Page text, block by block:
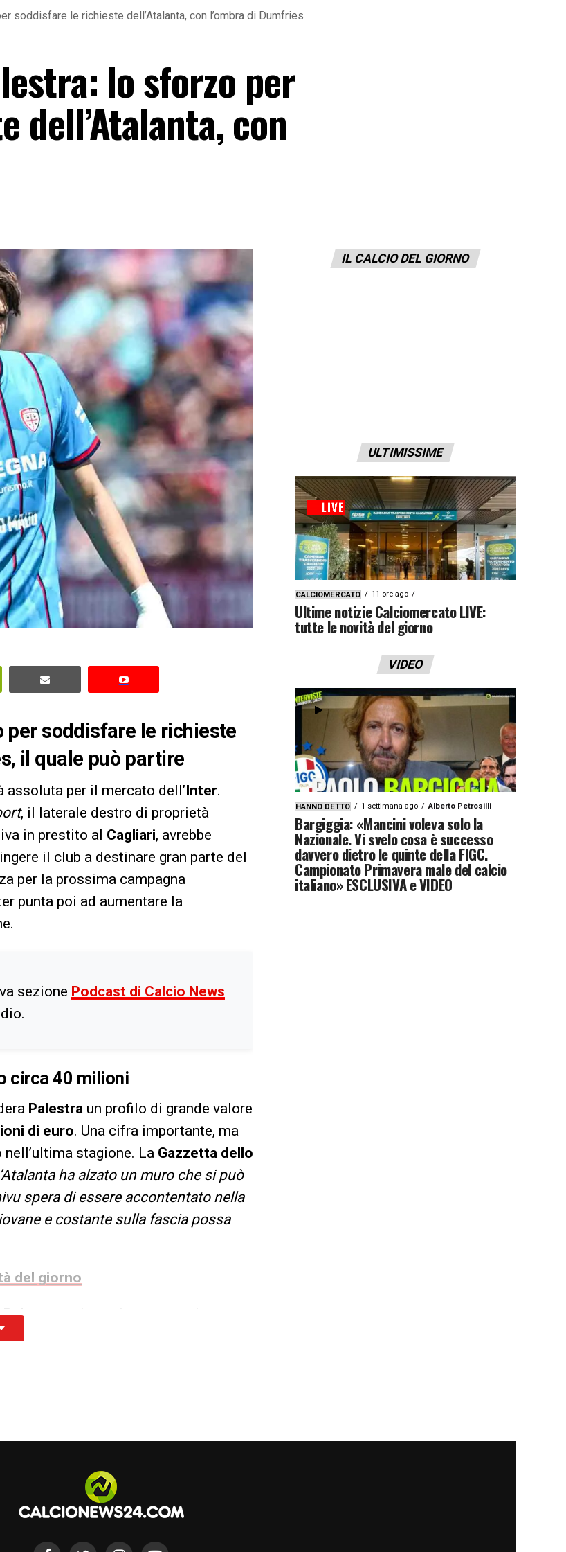
soddisfare le richieste dell’Atalanta, con l’ombra di Dumfries
lo sforzo per
dell’Atalanta, con
per soddisfare le richieste
il quale può partire
assoluta per il mercato dell’Inter.
, il laterale destro di proprietà
in prestito al Cagliari, avrebbe
il club a destinare gran parte del
per la prossima campagna
punta poi ad aumentare la
sezione Podcast di Calcio News
circa 40 milioni
Palestra un profilo di grande valore
di euro. Una cifra importante, ma
stagione. La Gazzetta dello
ha alzato un muro che si può
spera di essere accontentato nella
e costante sulla fascia possa
del giorno
Palestra
continuo, capace di garantire
IL CALCIO DEL GIORNO
ULTIMISSIME
CALCIOMERCATO 11 ore ago
Ultime notizie Calciomercato LIVE:
tutte le novità del giorno
VIDEO
HANNO DETTO 1 settimana ago Alberto Petrosilli
Bargiggia: «Mancini voleva solo la
Nazionale. Vi svelo cosa è successo
davvero dietro le quinte della FIGC.
Campionato Primavera male del calcio
italiano» ESCLUSIVA e VIDEO